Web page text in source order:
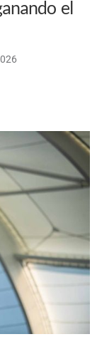
el